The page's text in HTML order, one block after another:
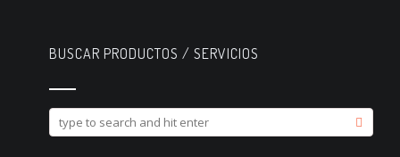
BUSCAR PRODUCTOS / SERVICIOS